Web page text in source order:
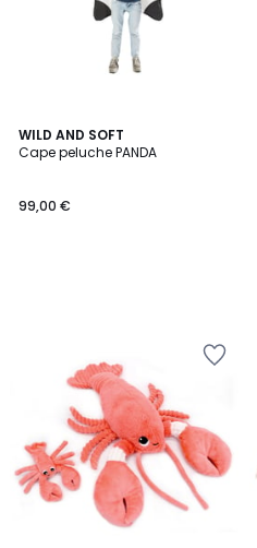
WILD AND SOFT
Cape peluche PANDA
99,00 €